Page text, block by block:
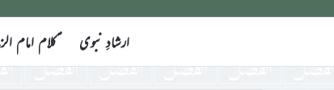
ارشادِ نبوی ؑکلام امام